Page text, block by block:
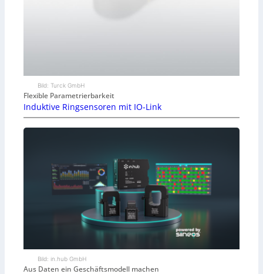
Bild: Turck GmbH
Flexible Parametrierbarkeit
Induktive Ringsensoren mit IO-Link
Bild: in.hub GmbH
Aus Daten ein Geschäftsmodell machen